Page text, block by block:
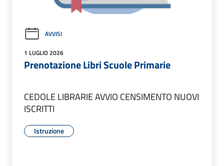
AVVISI
1 LUGLIO 2026
Prenotazione Libri Scuole Primarie
CEDOLE LIBRARIE AVVIO CENSIMENTO NUOVI
ISCRITTI
Istruzione